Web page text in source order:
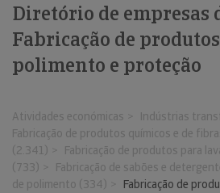
Diretório de empresas
Fabricação de
polimento e proteção
Atividades económicas
Indústrias
Fabricação de produtos químicos e de
(2.341)
Fabricação de produtos para
(733)
Fabricação de sabões e
de polimento (334)
Fabricação de